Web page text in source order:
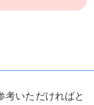
考いただければと